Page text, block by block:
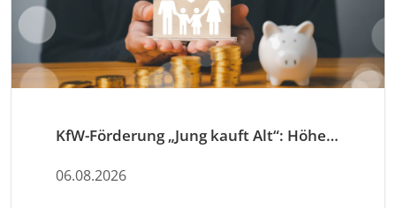
KfW-Förderung „Jung kauft Alt“: Höhere Kredite ab August 2026
06.08.2026